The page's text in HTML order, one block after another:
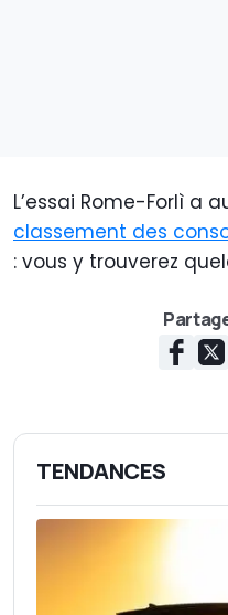
L’essai Rome-Forlì a
classement des
: vous y trouverez
TENDANCES